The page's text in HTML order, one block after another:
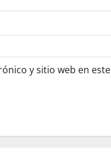
y sitio web en